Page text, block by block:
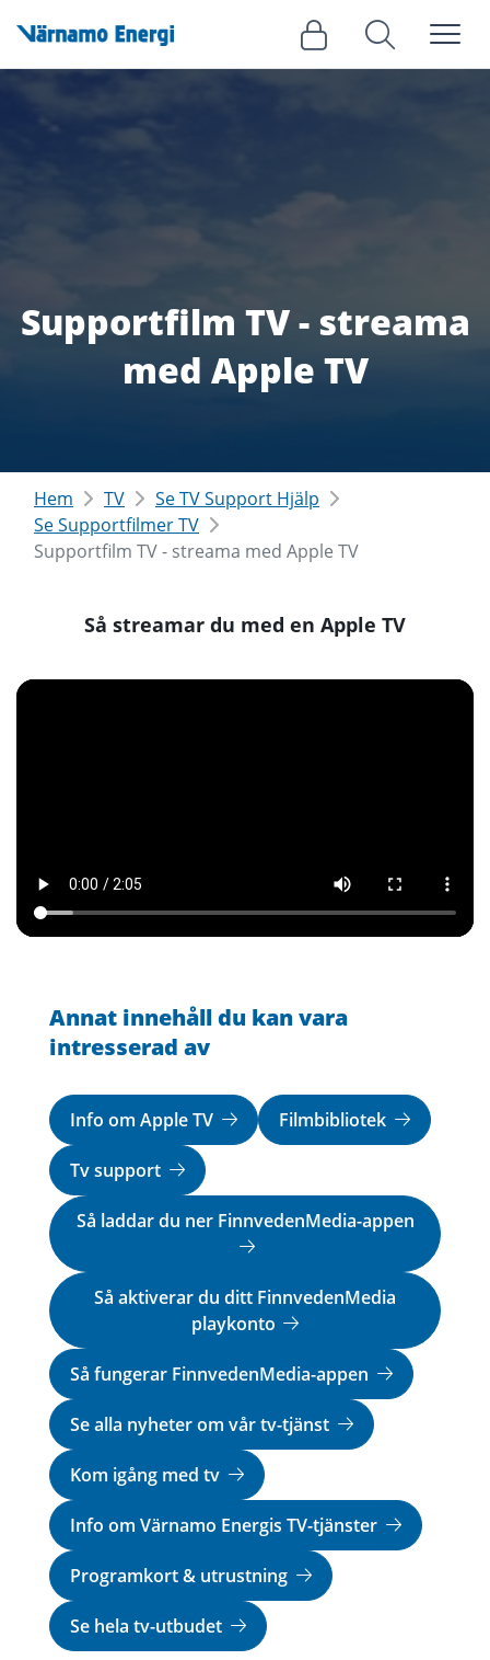
Supportfilm TV - streama
med Apple TV
Hem TV
Se TV Support Hjälp
Se Supportfilmer TV
Supportfilm TV - streama med Apple TV
Så streamar du med en Apple TV
Annat innehåll du kan vara
intresserad av
Info om Apple TV Filmbibliotek
Tv support
Så laddar du ner FinnvedenMedia-appen
Så aktiverar du ditt FinnvedenMedia
playkonto
Så fungerar FinnvedenMedia-appen
Se alla nyheter om vår tv-tjänst
Kom igång med tv
Info om Värnamo Energis TV-tjänster
Programkort & utrustning
Se hela tv-utbudet